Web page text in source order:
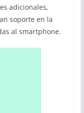
adicionales,
soporte en la
al smartphone.